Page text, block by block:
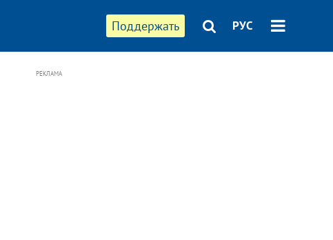
Поддержать РУС
РЕКЛАМА